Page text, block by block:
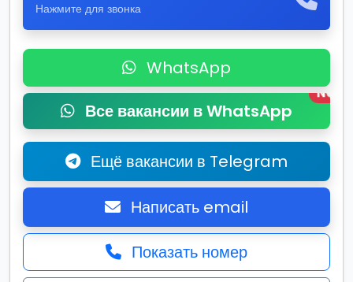
Нажмите для звонка
WhatsApp
Все вакансии в WhatsApp
New
Ещё вакансии в Telegram
Написать email
Показать номер